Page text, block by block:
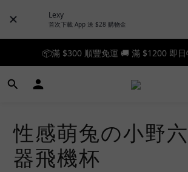
Lexy
首次下載 App 送 $28 購物金
📦滿 $300 順豐免運 🚚 滿 $1200 即
📦滿 $300 順豐免運 🚚 滿 $1200 即
🎉 新人首單享 88 折，快來領券加
性感萌兔の小野
器飛機杯